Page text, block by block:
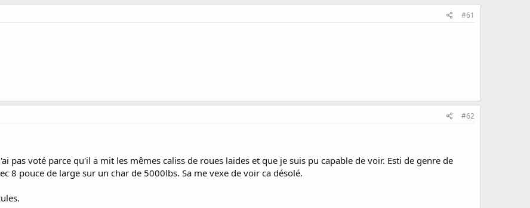
#61
#62
pas voté parce qu'il a mit les mêmes caliss de roues laides et que je suis pu capable de voir. Esti de genre de
8 pouce de large sur un char de 5000lbs. Sa me vexe de voir ca désolé.